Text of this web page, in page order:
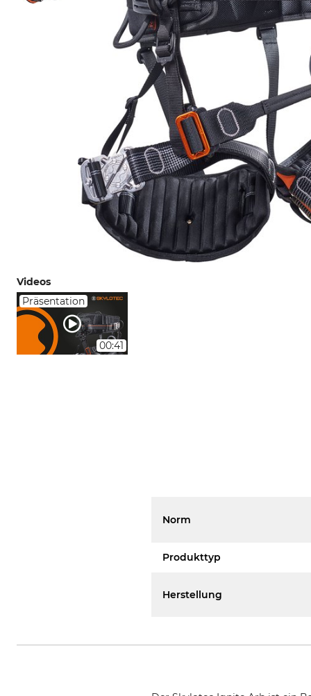
Videos
Präsentation
00:41
Norm
Produkttyp
Herstellung